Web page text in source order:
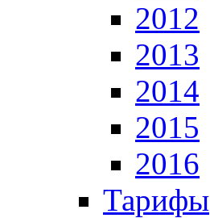
2012
2013
2014
2015
2016
Тарифы